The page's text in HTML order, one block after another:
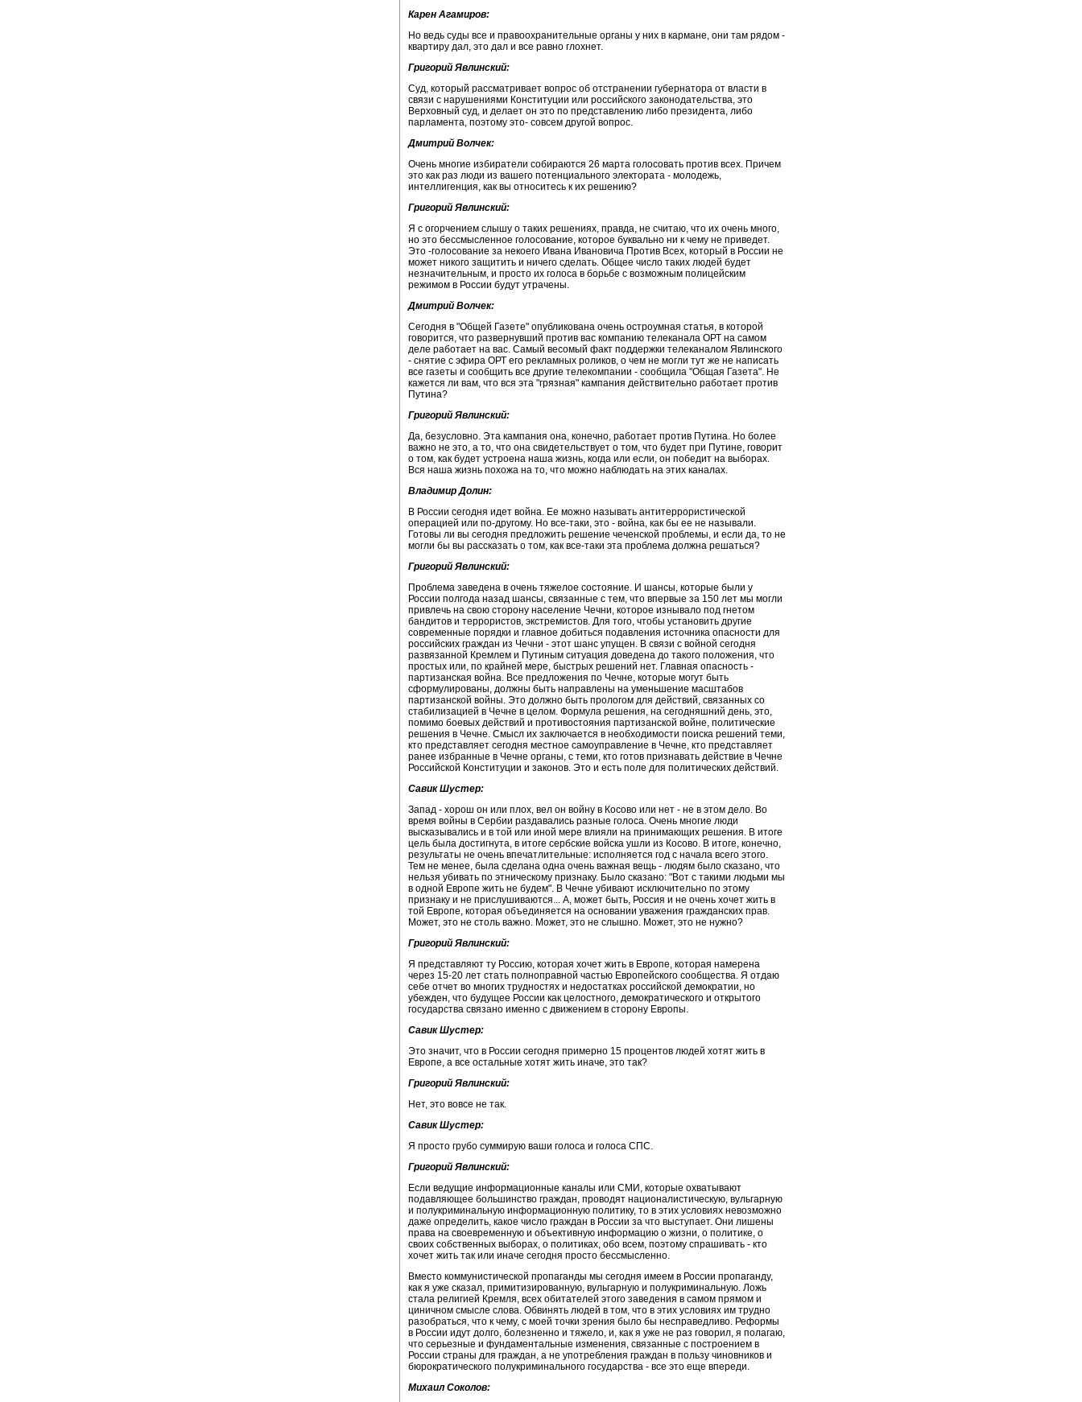
Карен Агамиров:
Но ведь суды все и правоохранительные органы у них в кармане, они там рядом -
квартиру дал, это дал и все равно глохнет.
Григорий Явлинский:
Суд, который рассматривает вопрос об отстранении губернатора от власти в
связи с нарушениями Конституции или российского законодательства, это
Верховный суд, и делает он это по представлению либо президента, либо
парламента, поэтому это- совсем другой вопрос.
Дмитрий Волчек:
Очень многие избиратели собираются 26 марта голосовать против всех. Причем
это как раз люди из вашего потенциального электората - молодежь,
интеллигенция, как вы относитесь к их решению?
Григорий Явлинский:
Я с огорчением слышу о таких решениях, правда, не считаю, что их очень много,
но это бессмысленное голосование, которое буквально ни к чему не приведет.
Это -голосование за некоего Ивана Ивановича Против Всех, который в России не
может никого защитить и ничего сделать. Общее число таких людей будет
незначительным, и просто их голоса в борьбе с возможным полицейским
режимом в России будут утрачены.
Дмитрий Волчек:
Сегодня в "Общей Газете" опубликована очень остроумная статья, в которой
говорится, что развернувший против вас компанию телеканала ОРТ на самом
деле работает на вас. Самый весомый факт поддержки телеканалом Явлинского
- снятие с эфира ОРТ его рекламных роликов, о чем не могли тут же не написать
все газеты и сообщить все другие телекомпании - сообщила "Общая Газета". Не
кажется ли вам, что вся эта "грязная" кампания действительно работает против
Путина?
Григорий Явлинский:
Да, безусловно. Эта кампания она, конечно, работает против Путина. Но более
важно не это, а то, что она свидетельствует о том, что будет при Путине, говорит
о том, как будет устроена наша жизнь, когда или если, он победит на выборах.
Вся наша жизнь похожа на то, что можно наблюдать на этих каналах.
Владимир Долин:
В России сегодня идет война. Ее можно называть антитеррористической
операцией или по-другому. Но все-таки, это - война, как бы ее не называли.
Готовы ли вы сегодня предложить решение чеченской проблемы, и если да, то не
могли бы вы рассказать о том, как все-таки эта проблема должна решаться?
Григорий Явлинский:
Проблема заведена в очень тяжелое состояние. И шансы, которые были у
России полгода назад шансы, связанные с тем, что впервые за 150 лет мы могли
привлечь на свою сторону население Чечни, которое изнывало под гнетом
бандитов и террористов, экстремистов. Для того, чтобы установить другие
современные порядки и главное добиться подавления источника опасности для
российских граждан из Чечни - этот шанс упущен. В связи с войной сегодня
развязанной Кремлем и Путиным ситуация доведена до такого положения, что
простых или, по крайней мере, быстрых решений нет. Главная опасность -
партизанская война. Все предложения по Чечне, которые могут быть
сформулированы, должны быть направлены на уменьшение масштабов
партизанской войны. Это должно быть прологом для действий, связанных со
стабилизацией в Чечне в целом. Формула решения, на сегодняшний день, это,
помимо боевых действий и противостояния партизанской войне, политические
решения в Чечне. Смысл их заключается в необходимости поиска решений теми,
кто представляет сегодня местное самоуправление в Чечне, кто представляет
ранее избранные в Чечне органы, с теми, кто готов признавать действие в Чечне
Российской Конституции и законов. Это и есть поле для политических действий.
Савик Шустер:
Запад - хорош он или плох, вел он войну в Косово или нет - не в этом дело. Во
время войны в Сербии раздавались разные голоса. Очень многие люди
высказывались и в той или иной мере влияли на принимающих решения. В итоге
цель была достигнута, в итоге сербские войска ушли из Косово. В итоге, конечно,
результаты не очень впечатлительные: исполняется год с начала всего этого.
Тем не менее, была сделана одна очень важная вещь - людям было сказано, что
нельзя убивать по этническому признаку. Было сказано: "Вот с такими людьми мы
в одной Европе жить не будем". В Чечне убивают исключительно по этому
признаку и не прислушиваются... А, может быть, Россия и не очень хочет жить в
той Европе, которая объединяется на основании уважения гражданских прав.
Может, это не столь важно. Может, это не слышно. Может, это не нужно?
Григорий Явлинский:
Я представляют ту Россию, которая хочет жить в Европе, которая намерена
через 15-20 лет стать полноправной частью Европейского сообщества. Я отдаю
себе отчет во многих трудностях и недостатках российской демократии, но
убежден, что будущее России как целостного, демократического и открытого
государства связано именно с движением в сторону Европы.
Савик Шустер:
Это значит, что в России сегодня примерно 15 процентов людей хотят жить в
Европе, а все остальные хотят жить иначе, это так?
Григорий Явлинский:
Нет, это вовсе не так.
Савик Шустер:
Я просто грубо суммирую ваши голоса и голоса СПС.
Григорий Явлинский:
Если ведущие информационные каналы или СМИ, которые охватывают
подавляющее большинство граждан, проводят националистическую, вульгарную
и полукриминальную информационную политику, то в этих условиях невозможно
даже определить, какое число граждан в России за что выступает. Они лишены
права на своевременную и объективную информацию о жизни, о политике, о
своих собственных выборах, о политиках, обо всем, поэтому спрашивать - кто
хочет жить так или иначе сегодня просто бессмысленно.
Вместо коммунистической пропаганды мы сегодня имеем в России пропаганду,
как я уже сказал, примитизированную, вульгарную и полукриминальную. Ложь
стала религией Кремля, всех обитателей этого заведения в самом прямом и
циничном смысле слова. Обвинять людей в том, что в этих условиях им трудно
разобраться, что к чему, с моей точки зрения было бы несправедливо. Реформы
в России идут долго, болезненно и тяжело, и, как я уже не раз говорил, я полагаю,
что серьезные и фундаментальные изменения, связанные с построением в
России страны для граждан, а не употребления граждан в пользу чиновников и
бюрократического полукриминального государства - все это еще впереди.
Михаил Соколов: